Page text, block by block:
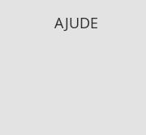
AJUDE